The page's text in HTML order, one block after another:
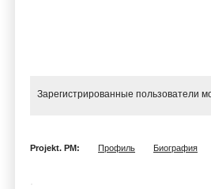
Зарегистрированные пользователи
Projekt. PM: Профиль Биография